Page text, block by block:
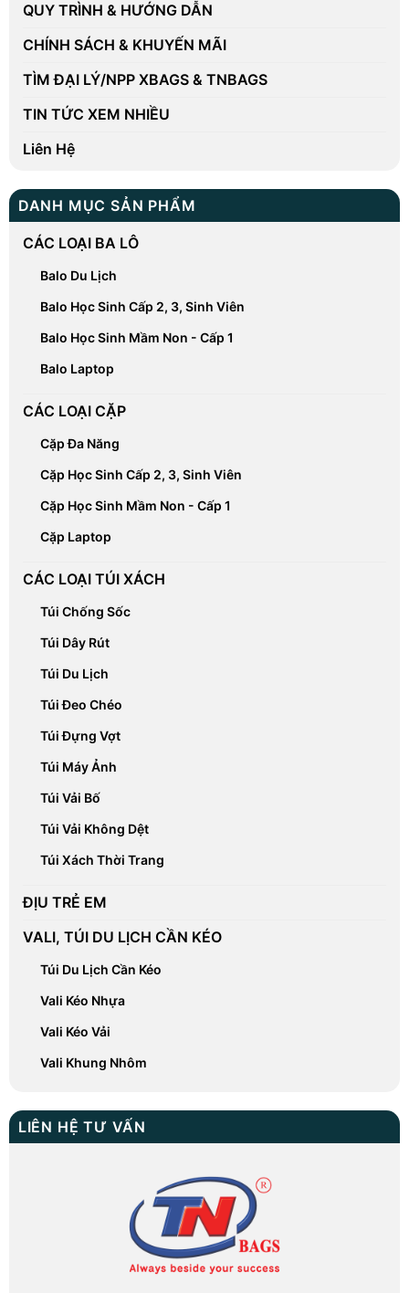
QUY TRÌNH & HƯỚNG DẪN
CHÍNH SÁCH & KHUYẾN MÃI
TÌM ĐẠI LÝ/NPP XBAGS & TNBAGS
TIN TỨC XEM NHIỀU
Liên Hệ
DANH MỤC SẢN PHẨM
CÁC LOẠI BA LÔ
Balo Du Lịch
Balo Học Sinh Cấp 2, 3, Sinh Viên
Balo Học Sinh Mầm Non - Cấp 1
Balo Laptop
CÁC LOẠI CẶP
Cặp Đa Năng
Cặp Học Sinh Cấp 2, 3, Sinh Viên
Cặp Học Sinh Mầm Non - Cấp 1
Cặp Laptop
CÁC LOẠI TÚI XÁCH
Túi Chống Sốc
Túi Dây Rút
Túi Du Lịch
Túi Đeo Chéo
Túi Đựng Vợt
Túi Máy Ảnh
Túi Vải Bố
Túi Vải Không Dệt
Túi Xách Thời Trang
ĐỊU TRẺ EM
VALI, TÚI DU LỊCH CẦN KÉO
Túi Du Lịch Cần Kéo
Vali Kéo Nhựa
Vali Kéo Vải
Vali Khung Nhôm
LIÊN HỆ TƯ VẤN